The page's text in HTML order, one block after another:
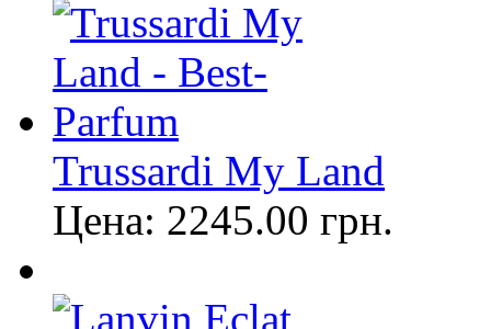
Trussardi My Land
Цена: 2245.00 грн.